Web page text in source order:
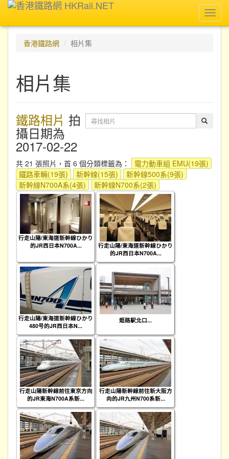
香港鐵路網
相片集
相片集
鐵路相片 拍
攝日期為
2017-02-22
共 21 張照片，首 6 個分類標籤為：
電力動車組 EMU(19張)
鐵路車輛(19張)
新幹線(15張)
新幹線500系(9張)
新幹線N700A系(4張)
新幹線N700系(2張)
行走山陽/東海道新幹線ひかり
的JR西日本N700A...
行走山陽/東海道新幹線ひかり
的JR西日本N700A...
行走山陽/東海道新幹線ひかり
480号的JR西日本N...
姫路駅北口...
行走山陽新幹線前往東京方向
的JR東海N700A系新...
行走山陽新幹線前往新大阪方
向的JR九州N700系新...